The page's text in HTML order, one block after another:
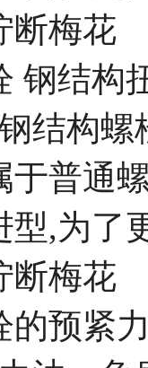
断梅花
钢结构
结构
于普通
型,为了
断梅花
的预紧